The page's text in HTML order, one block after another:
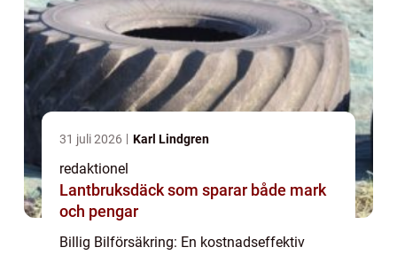
31 juli 2026 Karl Lindgren
redaktionel
Lantbruksdäck som sparar både mark
och pengar
Billig Bilförsäkring: En kostnadseffektiv